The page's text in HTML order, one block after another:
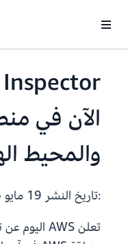
والمحيط
:تاريخ النشر